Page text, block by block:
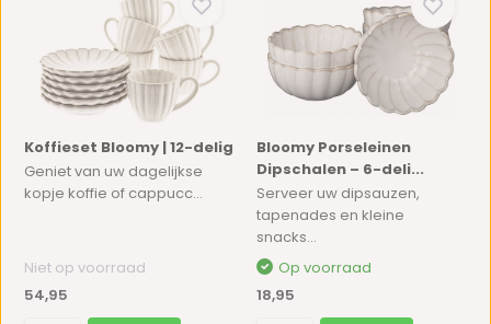
Koffieset Bloomy | 12-delig
Geniet van uw dagelijkse
kopje koffie of cappucc...
Niet op voorraad
54,95
Bloomy Porseleinen
Dipschalen – 6-deli...
Serveer uw dipsauzen,
tapenades en kleine
snacks...
Op voorraad
18,95